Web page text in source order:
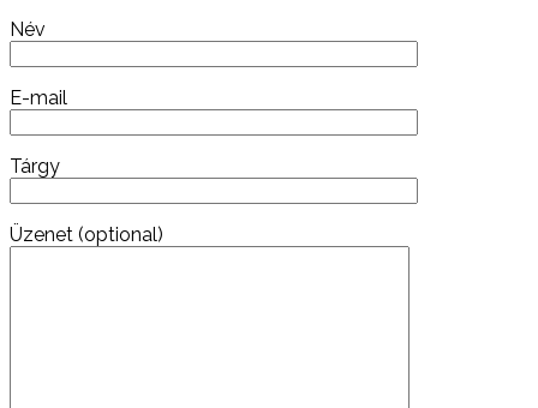
Név
E-mail
Tárgy
Üzenet (optional)